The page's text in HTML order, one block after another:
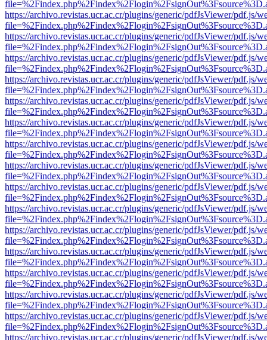
https://archivo.revistas.ucr.ac.cr/plugins/generic/pdfJsViewer/pdf.js/
https://archivo.revistas.ucr.ac.cr/plugins/generic/pdfJsViewer/pdf.js/
https://archivo.revistas.ucr.ac.cr/plugins/generic/pdfJsViewer/pdf.js/
https://archivo.revistas.ucr.ac.cr/plugins/generic/pdfJsViewer/pdf.js/
https://archivo.revistas.ucr.ac.cr/plugins/generic/pdfJsViewer/pdf.js/
https://archivo.revistas.ucr.ac.cr/plugins/generic/pdfJsViewer/pdf.js/
https://archivo.revistas.ucr.ac.cr/plugins/generic/pdfJsViewer/pdf.js/
https://archivo.revistas.ucr.ac.cr/plugins/generic/pdfJsViewer/pdf.js/
https://archivo.revistas.ucr.ac.cr/plugins/generic/pdfJsViewer/pdf.js/
https://archivo.revistas.ucr.ac.cr/plugins/generic/pdfJsViewer/pdf.js/
https://archivo.revistas.ucr.ac.cr/plugins/generic/pdfJsViewer/pdf.js/
https://archivo.revistas.ucr.ac.cr/plugins/generic/pdfJsViewer/pdf.js/
https://archivo.revistas.ucr.ac.cr/plugins/generic/pdfJsViewer/pdf.js/
https://archivo.revistas.ucr.ac.cr/plugins/generic/pdfJsViewer/pdf.js/
https://archivo.revistas.ucr.ac.cr/plugins/generic/pdfJsViewer/pdf.js/
https://archivo.revistas.ucr.ac.cr/plugins/generic/pdfJsViewer/pdf.js/